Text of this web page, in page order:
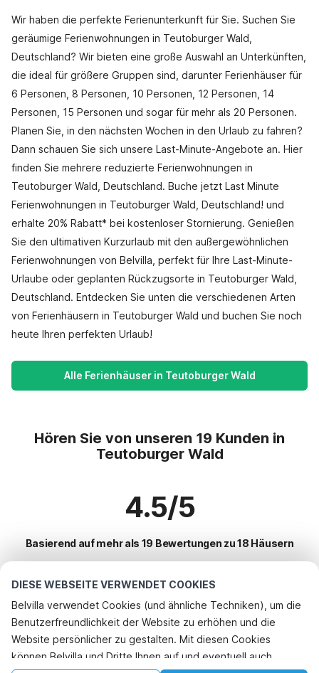
DIESE WEBSEITE VERWENDET COOKIES
Belvilla verwendet Cookies (und ähnliche Techniken), um die
Benutzerfreundlichkeit der Website zu erhöhen und die
Website persönlicher zu gestalten. Mit diesen Cookies
können Belvilla und Dritte Ihnen auf und eventuell auch
Wir haben die perfekte Ferienunterkunft für Sie. Suchen Sie
geräumige Ferienwohnungen in Teutoburger Wald,
Deutschland? Wir bieten eine große Auswahl an Unterkünften,
die ideal für größere Gruppen sind, darunter Ferienhäuser für
6 Personen, 8 Personen, 10 Personen, 12 Personen, 14
Personen, 15 Personen und sogar für mehr als 20 Personen.
Planen Sie, in den nächsten Wochen in den Urlaub zu fahren?
Dann schauen Sie sich unsere Last-Minute-Angebote an. Hier
finden Sie mehrere reduzierte Ferienwohnungen in
Teutoburger Wald, Deutschland. Buche jetzt Last Minute
Ferienwohnungen in Teutoburger Wald, Deutschland! und
erhalte 20% Rabatt* bei kostenloser Stornierung. Genießen
Sie den ultimativen Kurzurlaub mit den außergewöhnlichen
Ferienwohnungen von Belvilla, perfekt für Ihre Last-Minute-
Urlaube oder geplanten Rückzugsorte in Teutoburger Wald,
Deutschland. Entdecken Sie unten die verschiedenen Arten
von Ferienhäusern in Teutoburger Wald und buchen Sie noch
heute Ihren perfekten Urlaub!
Alle Ferienhäuser in Teutoburger Wald
Hören Sie von unseren 19 Kunden in
Teutoburger Wald
4.5/5
Basierend auf mehr als 19 Bewertungen zu 18 Häusern
Beliebteste Reiseziele für Urlaub
Beliebte Ausstattungen für Urlaub in Teutoburger wald
Kinderfreundliche Ferienunterkünfte
Top-Regionen mit Top-Annehmlichkeiten für den Urlaub